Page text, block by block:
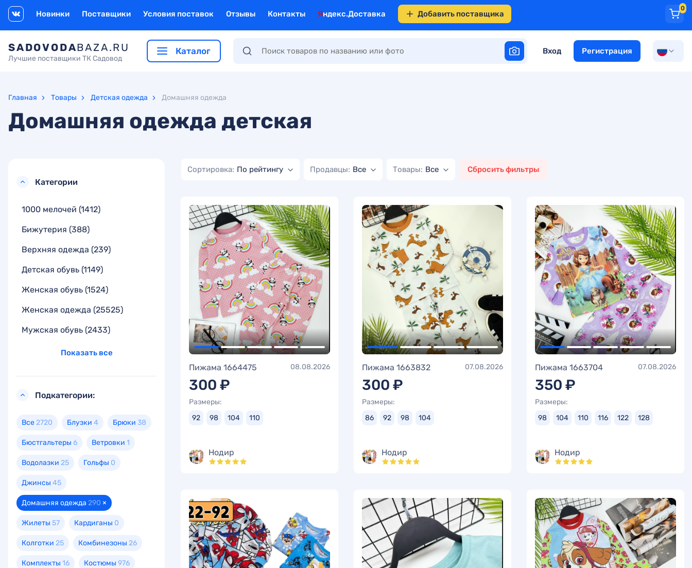
Новинки Поставщики Условия поставок Отзывы Контакты Яндекс.Доставка Добавить поставщика
0
SADOVODABAZA.RU
Лучшие поставщики ТК Садовод
Каталог Вход Регистрация
Главная Товары Детская одежда Домашняя одежда
Домашняя одежда детская
Категории
1000 мелочей (1412)
Бижутерия (388)
Верхняя одежда (239)
Детская обувь (1149)
Женская обувь (1524)
Женская одежда (25525)
Мужская обувь (2433)
Показать все
Подкатегории:
Все2720 Блузки 4 Брюки 38
Бюстгальтеры 6 Ветровки 1
Водолазки 25 Гольфы 0
Джинсы 45
Домашняя одежда 290 ×
Жилеты 57 Кардиганы 0
Колготки 25 Комбинезоны 26
Комплекты 16 Костюмы 976
Сортировка: По рейтингу Продавцы: Все Товары: Все Сбросить фильтры
Пижама 1664475 08.08.2026
300 ₽
Размеры:
92
98 104 110
Нодир
Пижама 1663832 07.08.2026
300 ₽
Размеры:
86
92 98 104
Нодир
Пижама 1663704 07.08.2026
350 ₽
Размеры:
98
104 110 116 122 128
Нодир